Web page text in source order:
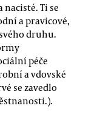
Ti se
a pravicové,
druhu.
péče
a vdovské
se zavedlo